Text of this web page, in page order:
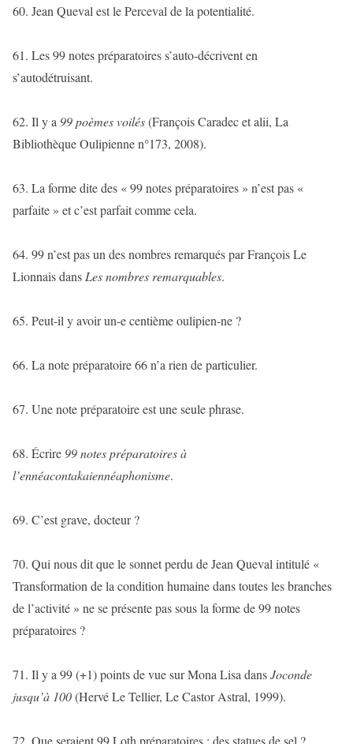
60. Jean Queval est le Perceval de la potentialité.
61. Les 99 notes préparatoires s’auto-décrivent en
s’autodétruisant.
62. Il y a 99poèmes voilés(François Caradec et alii, La
Bibliothèque Oulipienne n°173, 2008).
63. La forme dite des « 99 notes préparatoires » n’est pas «
parfaite » et c’est parfait comme cela.
64. 99 n’est pas un des nombres remarqués par François Le
Lionnais dans Les nombres remarquables.
65. Peut-il y avoir un-e centième oulipien-ne ?
66. La note préparatoire 66 n’a rien de particulier.
67. Une note préparatoire est une seule phrase.
68. Écrire 99 notes préparatoires à
l’ennéacontakaiennéaphonisme.
69. C’est grave, docteur ?
70. Qui nous dit que le sonnet perdu de Jean Queval intitulé «
Transformation de la condition humaine dans toutes les branches
de l’activité » ne se présente pas sous la forme de 99 notes
préparatoires ?
71. Il y a 99 (+1) points de vue sur Mona Lisa dansJoconde
jusqu’à 100(Hervé Le Tellier, Le Castor Astral, 1999).
72. Que seraient 99 Loth préparatoires : des statues de sel ?